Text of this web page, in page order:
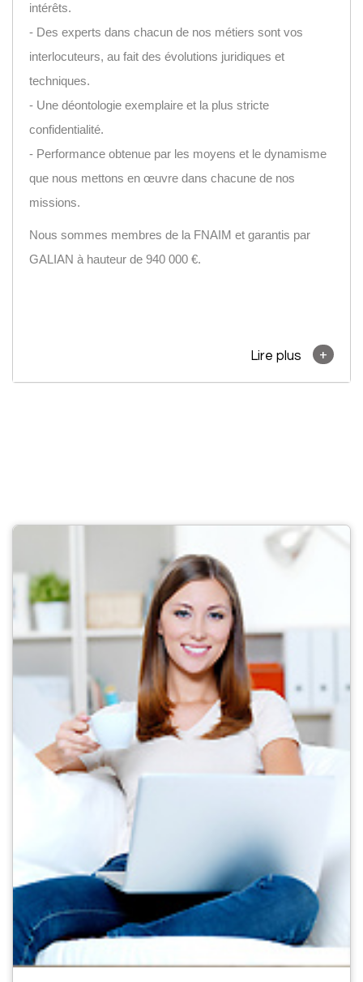
intérêts.
- Des experts dans chacun de nos métiers sont vos
interlocuteurs, au fait des évolutions juridiques et
techniques.
- Une déontologie exemplaire et la plus stricte
confidentialité.
- Performance obtenue par les moyens et le dynamisme
que nous mettons en œuvre dans chacune de nos
missions.
Nous sommes membres de la FNAIM et garantis par
GALIAN à hauteur de 940 000 €.
Lire plus +